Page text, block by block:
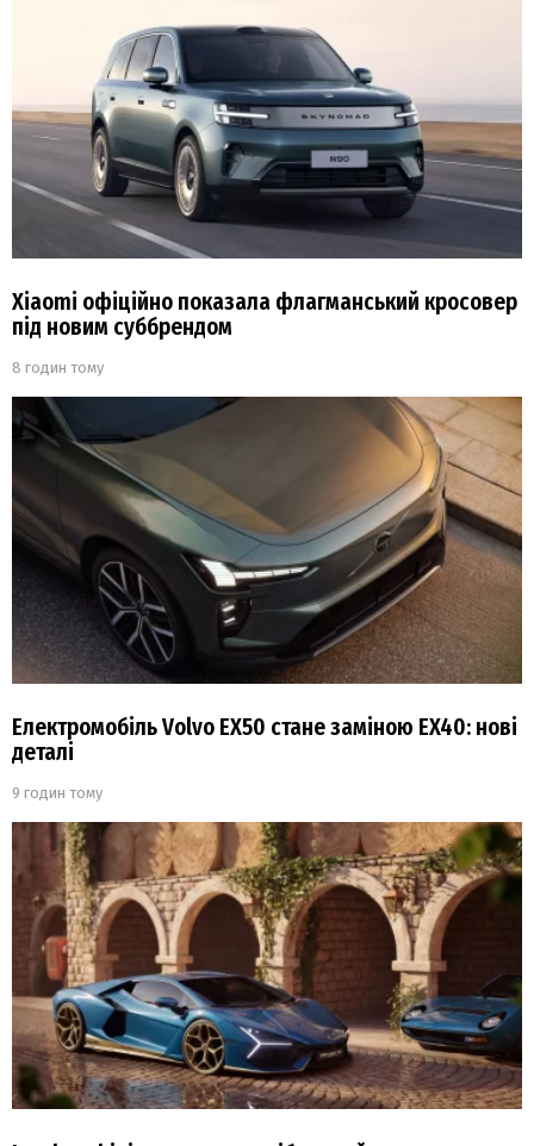
Xiaomi офіційно показала флагманський кросовер
під новим суббрендом
8 годин тому
Електромобіль Volvo EX50 стане заміною EX40: нові
деталі
9 годин тому